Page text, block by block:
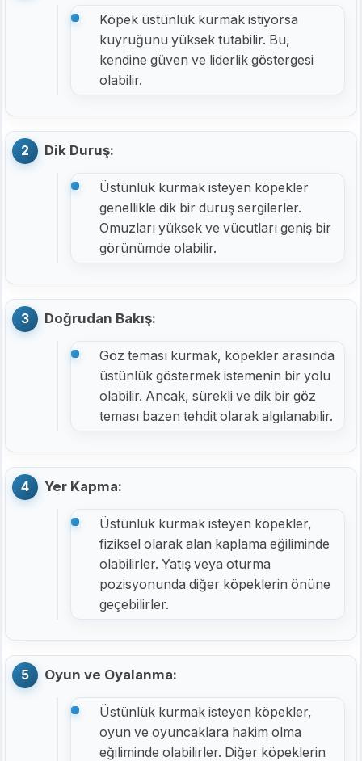
Köpek üstünlük kurmak istiyorsa
kuyruğunu yüksek tutabilir. Bu,
kendine güven ve liderlik göstergesi
olabilir.
Dik Duruş:
Üstünlük kurmak isteyen köpekler
genellikle dik bir duruş sergilerler.
Omuzları yüksek ve vücutları geniş bir
görünümde olabilir.
Doğrudan Bakış:
Göz teması kurmak, köpekler arasında
üstünlük göstermek istemenin bir yolu
olabilir. Ancak, sürekli ve dik bir göz
teması bazen tehdit olarak algılanabilir.
Yer Kapma:
Üstünlük kurmak isteyen köpekler,
fiziksel olarak alan kaplama eğiliminde
olabilirler. Yatış veya oturma
pozisyonunda diğer köpeklerin önüne
geçebilirler.
Oyun ve Oyalanma:
Üstünlük kurmak isteyen köpekler,
oyun ve oyuncaklara hakim olma
eğiliminde olabilirler. Diğer köpeklerin